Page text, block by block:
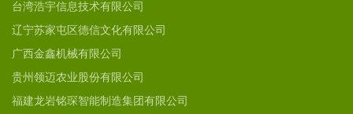
台湾浩宇信息技术有限公司
辽宁苏家屯区德信文化有限公司
广西金鑫机械有限公司
贵州领迈农业股份有限公司
福建龙岩铭琛智能制造集团有限公司